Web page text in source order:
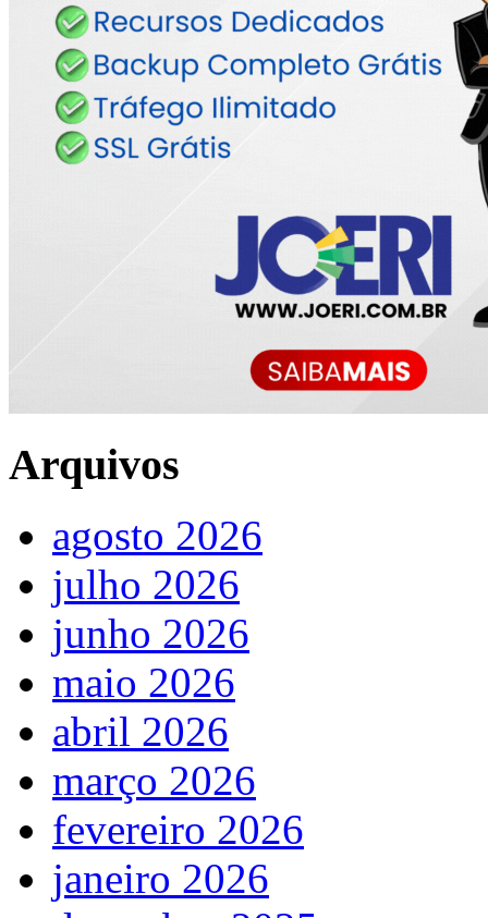
Arquivos
agosto 2026
julho 2026
junho 2026
maio 2026
abril 2026
março 2026
fevereiro 2026
janeiro 2026